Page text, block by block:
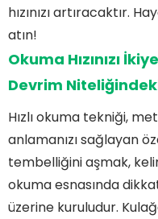
hızınızı artıracaktır.
atın!
Okuma Hızınızı
Devrim
Hızlı okuma tekniği,
anlamanızı sağlayan
tembelliğini aşmak,
okuma esnasında
üzerine kuruludur.